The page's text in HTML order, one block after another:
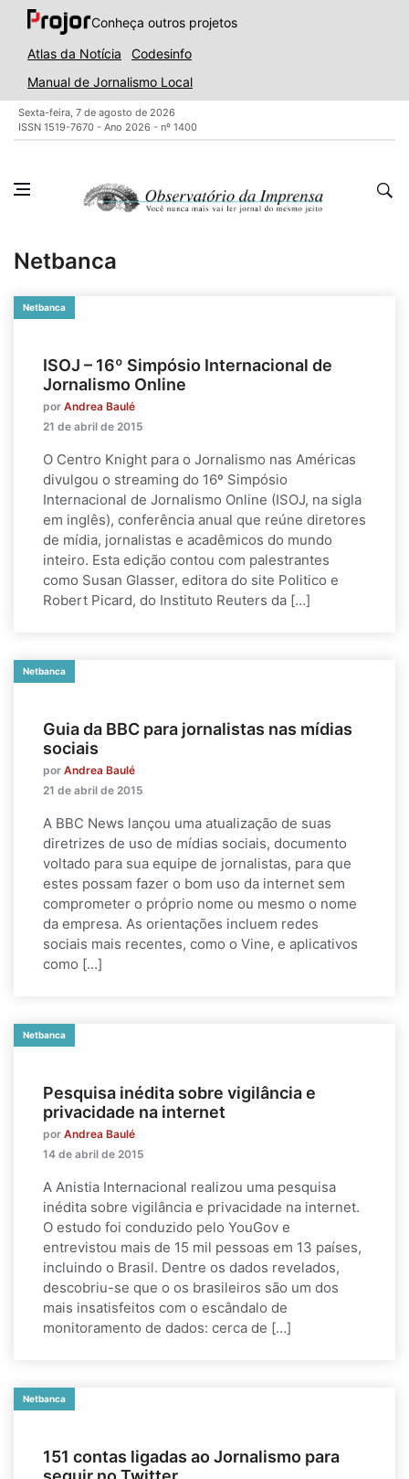
Conheça outros projetos
Atlas da Notícia
Codesinfo
Manual de Jornalismo Local
Sexta-feira, 7 de agosto de 2026
ISSN 1519-7670 - Ano 2026 - nº 1400
Netbanca
Netbanca
ISOJ – 16º Simpósio Internacional de
Jornalismo Online
por Andrea Baulé
21 de abril de 2015
O Centro Knight para o Jornalismo nas Américas
divulgou o streaming do 16º Simpósio
Internacional de Jornalismo Online (ISOJ, na sigla
em inglês), conferência anual que reúne diretores
de mídia, jornalistas e acadêmicos do mundo
inteiro. Esta edição contou com palestrantes
como Susan Glasser, editora do site Politico e
Robert Picard, do Instituto Reuters da […]
Netbanca
Guia da BBC para jornalistas nas mídias
sociais
por Andrea Baulé
21 de abril de 2015
A BBC News lançou uma atualização de suas
diretrizes de uso de mídias sociais, documento
voltado para sua equipe de jornalistas, para que
estes possam fazer o bom uso da internet sem
comprometer o próprio nome ou mesmo o nome
da empresa. As orientações incluem redes
sociais mais recentes, como o Vine, e aplicativos
como […]
Netbanca
Pesquisa inédita sobre vigilância e
privacidade na internet
por Andrea Baulé
14 de abril de 2015
A Anistia Internacional realizou uma pesquisa
inédita sobre vigilância e privacidade na internet.
O estudo foi conduzido pelo YouGov e
entrevistou mais de 15 mil pessoas em 13 países,
incluindo o Brasil. Dentre os dados revelados,
descobriu-se que o os brasileiros são um dos
mais insatisfeitos com o escândalo de
monitoramento de dados: cerca de […]
Netbanca
151 contas ligadas ao Jornalismo para